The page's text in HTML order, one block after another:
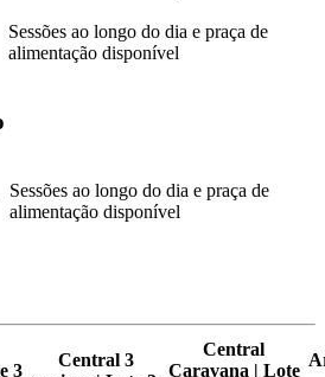
Sessões ao longo do dia e praça de
alimentação disponível
Sessões ao longo do dia e praça de
alimentação disponível
3
Central 3
Central
Caravana | Lote